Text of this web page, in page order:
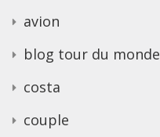
avion
blog tour du monde
costa
couple